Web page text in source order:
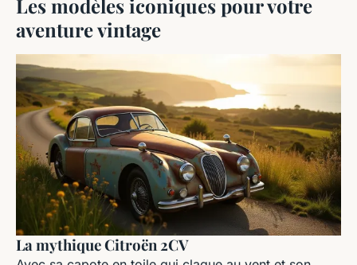
Les modèles iconiques pour votre
aventure vintage
La mythique Citroën 2CV